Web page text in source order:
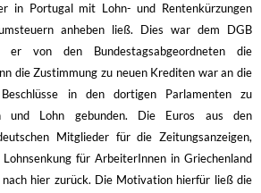
in Portugal mit Lohn- und Rentenkürzungen
anheben ließ. Dies war dem DGB
er von den Bundestagsabgeordneten die
die Zustimmung zu neuen Krediten war an die
in den dortigen Parlamenten zu
und Lohn gebunden. Die Euros aus den
Mitglieder für die Zeitungsanzeigen,
für ArbeiterInnen in Griechenland
hier zurück. Die Motivation hierfür ließ die